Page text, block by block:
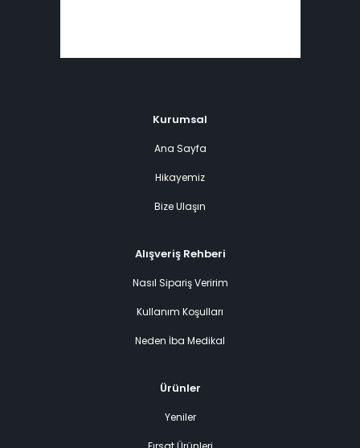
Kurumsal
Ana Sayfa
Hikayemiz
Bize Ulaşın
Alışveriş Rehberi
Nasıl Sipariş Veririm
Kullanım Koşulları
Neden İba Medikal
Ürünler
Yeniler